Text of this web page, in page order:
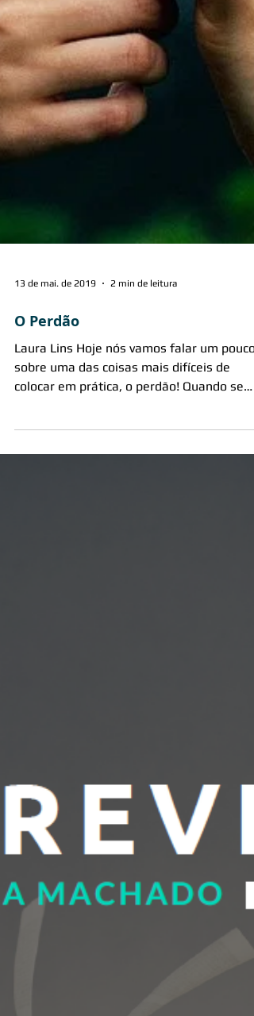
13 de mai. de 2019
O Perdão
Laura Lins Hoje nós vamos falar um pouco
sobre uma das coisas mais difíceis de